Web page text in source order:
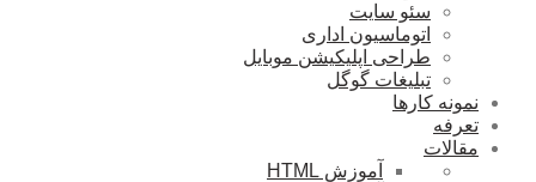
سئو سایت
اتوماسیون اداری
طراحی اپلیکیشن موبایل
تبلیغات گوگل
نمونه کارها
تعرفه
مقالات
آموزش HTML